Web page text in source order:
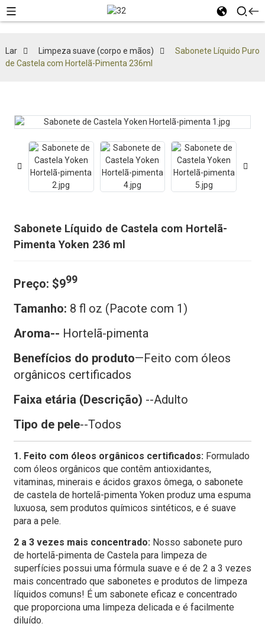
Lar Limpeza suave (corpo e mãos)
Sabonete Líquido Puro
de Castela com Hortelã-Pimenta 236ml
Sabonete Líquido de Castela com Hortelã-
Pimenta Yoken 236 ml
Preço: $999
Tamanho: 8 fl oz (Pacote com 1)
Aroma-- Hortelã-pimenta
Benefícios do produto—Feito com óleos
orgânicos certificados
Faixa etária (Descrição) --Adulto
Tipo de pele--Todos
1. Feito com óleos orgânicos certificados: Formulado
com óleos orgânicos que contêm antioxidantes,
vitaminas, minerais e ácidos graxos ômega, o sabonete
de castela de hortelã-pimenta Yoken produz uma espuma
luxuosa, sem produtos químicos sintéticos, e é suave
para a pele.
2 a 3 vezes mais concentrado: Nosso sabonete puro
de hortelã-pimenta de Castela para limpeza de
superfícies possui uma fórmula suave e é de 2 a 3 vezes
mais concentrado que sabonetes e produtos de limpeza
líquidos comuns! É um sabonete eficaz e concentrado
que proporciona uma limpeza delicada e é facilmente
diluído.